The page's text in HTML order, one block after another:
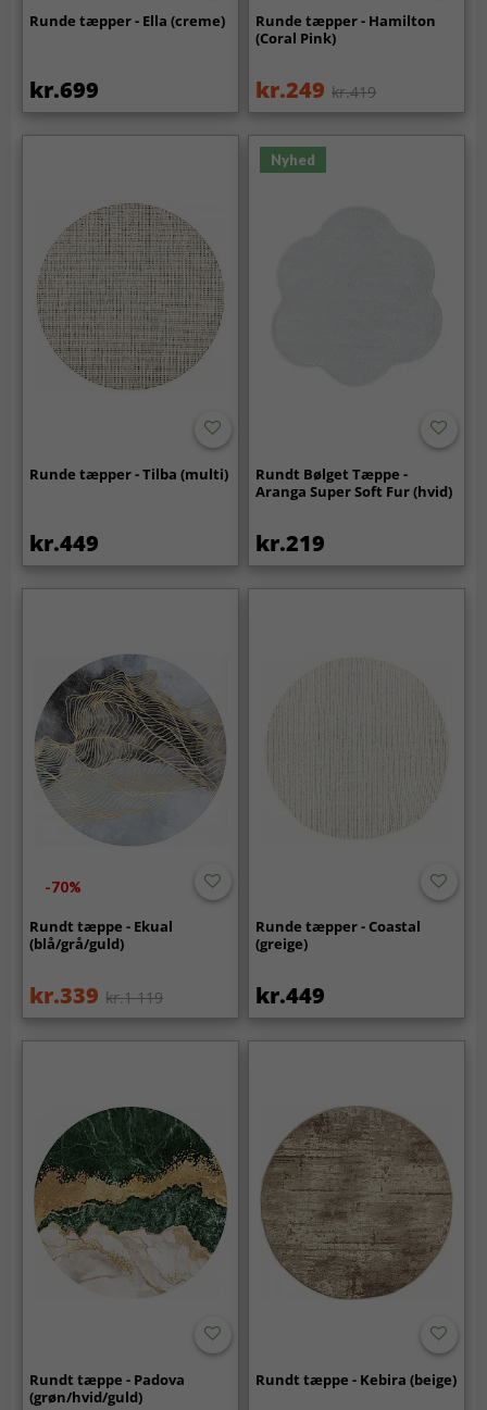
Runde tæpper - Ella (creme)
kr.699
Runde tæpper - Hamilton
(Coral Pink)
kr.249 kr.419
Runde tæpper - Tilba (multi)
kr.449
Nyhed
Rundt Bølget Tæppe -
Aranga Super Soft Fur (hvid)
kr.219
-70%
Rundt tæppe - Ekual
(blå/grå/guld)
kr.339 kr.1 119
Runde tæpper - Coastal
(greige)
kr.449
Rundt tæppe - Padova
(grøn/hvid/guld)
Rundt tæppe - Kebira (beige)